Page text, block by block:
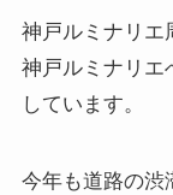
神戸ルミナリエ
神戸ルミナリエ
しています。
今年も道路の渋